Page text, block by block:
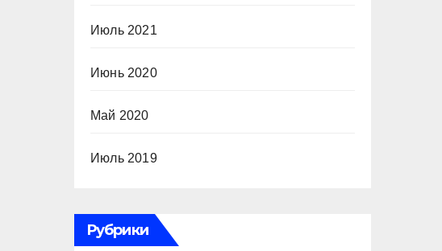
Июль 2021
Июнь 2020
Май 2020
Июль 2019
Рубрики